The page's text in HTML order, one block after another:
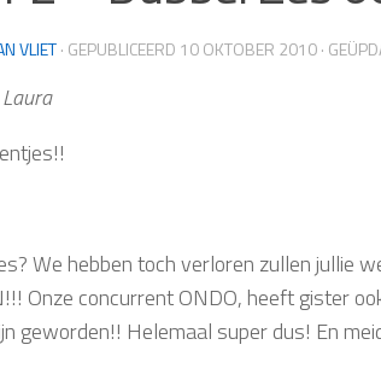
VLIET· GEPUBLICEERD 10 OKTOBER 2010·
We hebben toch verloren zullen jullie
Onze concurrent ONDO, heeft gister
geworden!! Helemaal super dus! En